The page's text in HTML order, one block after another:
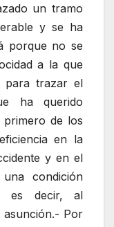
un tramo
y se ha
porque no se
a la que
para trazar el
ha querido
de los
en la
y en el
condición
es decir, al
Por